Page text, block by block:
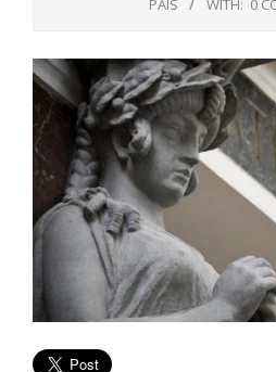
PAÍS
WITH: 0